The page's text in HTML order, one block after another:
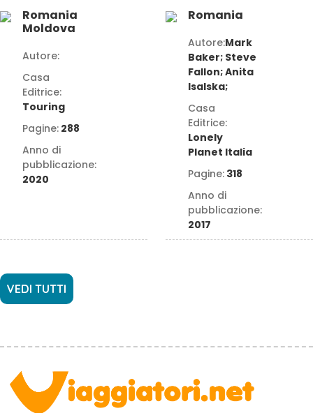
Romania
Moldova
Autore:
Casa
Editrice:
Touring
Pagine: 288
Anno di
pubblicazione:
2020
Romania
Autore:Mark
Baker; Steve
Fallon; Anita
Isalska;
Casa
Editrice:
Lonely
Planet Italia
Pagine: 318
Anno di
pubblicazione:
2017
VEDI TUTTI